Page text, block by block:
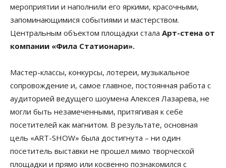
мероприятии и наполнили его яркими, красочными,
запоминающимися событиями и мастерством.
Центральным объектом площадки стала Арт-стена от
компании «Фила Статионари».
Мастер-классы, конкурсы, лотереи, музыкальное
сопровождение и, самое главное, постоянная работа с
аудиторией ведущего шоумена Алексея Лазарева, не
могли быть незамеченными, притягивая к себе
посетителей как магнитом. В результате, основная
цель «ART-SHOW» была достигнута – ни один
посетитель выставки не прошел мимо творческой
площадки и прямо или косвенно познакомился с